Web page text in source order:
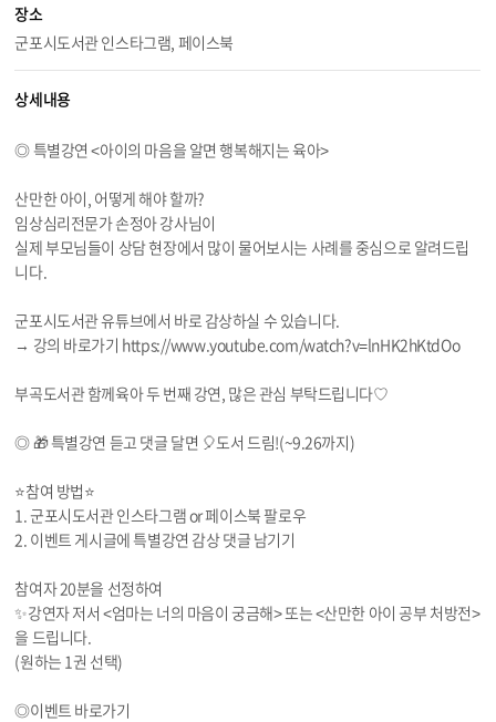
장소
군포시도서관 인스타그램, 페이스북
상세내용
◎ 특별강연 <아이의 마음을 알면 행복해지는 육아>
산만한 아이, 어떻게 해야 할까?
임상심리전문가 손정아 강사님이
실제 부모님들이 상담 현장에서 많이 물어보시는 사례를 중심으로 알려드립
니다.
군포시도서관 유튜브에서 바로 감상하실 수 있습니다.
→ 강의 바로가기 https://www.youtube.com/watch?v=lnHK2hKtdOo
부곡도서관 함께육아 두 번째 강연, 많은 관심 부탁드립니다♡
◎ 🎁 특별강연 듣고 댓글 달면 🎈도서 드림!(~9.26까지)
⭐️참여 방법⭐️
1. 군포시도서관 인스타그램 or 페이스북 팔로우
2. 이벤트 게시글에 특별강연 감상 댓글 남기기
참여자 20분을 선정하여
✨강연자 저서 <엄마는 너의 마음이 궁금해> 또는 <산만한 아이 공부 처방전>
을 드립니다.
(원하는 1권 선택)
◎이벤트 바로가기